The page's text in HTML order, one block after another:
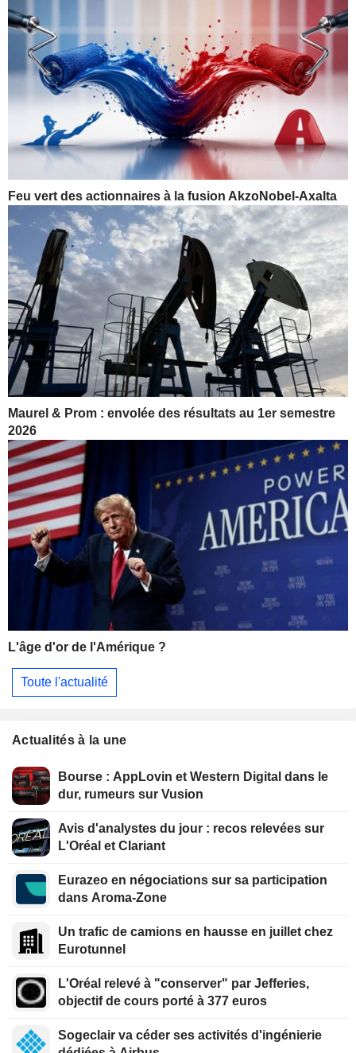
Feu vert des actionnaires à la fusion AkzoNobel-Axalta
Maurel & Prom : envolée des résultats au 1er semestre
2026
L'âge d'or de l'Amérique ?
Toute l'actualité
Actualités à la une
Bourse : AppLovin et Western Digital dans le
dur, rumeurs sur Vusion
Avis d'analystes du jour : recos relevées sur
L'Oréal et Clariant
Eurazeo en négociations sur sa participation
dans Aroma-Zone
Un trafic de camions en hausse en juillet chez
Eurotunnel
L'Oréal relevé à "conserver" par Jefferies,
objectif de cours porté à 377 euros
Sogeclair va céder ses activités d'ingénierie